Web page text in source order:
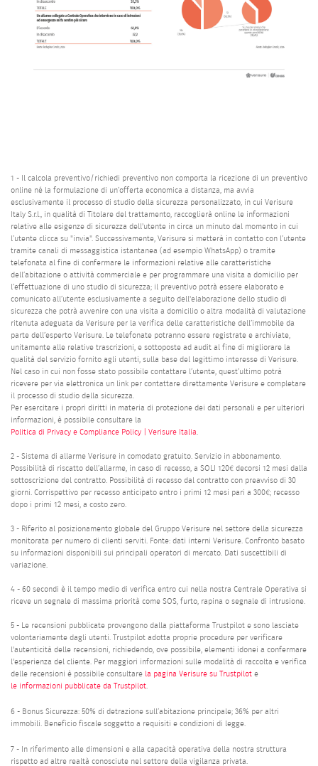
1 - Il calcola preventivo/richiedi preventivo non comporta la ricezione di un preventivo
online né la formulazione di un’offerta economica a distanza, ma avvia
esclusivamente il processo di studio della sicurezza personalizzato, in cui Verisure
Italy S.r.l., in qualità di Titolare del trattamento, raccoglierà online le informazioni
relative alle esigenze di sicurezza dell'utente in circa un minuto dal momento in cui
l’utente clicca su "invia". Successivamente, Verisure si metterà in contatto con l’utente
tramite canali di messaggistica istantanea (ad esempio WhatsApp) o tramite
telefonata al fine di confermare le informazioni relative alle caratteristiche
dell’abitazione o attività commerciale e per programmare una visita a domicilio per
l’effettuazione di uno studio di sicurezza; il preventivo potrà essere elaborato e
comunicato all’utente esclusivamente a seguito dell'elaborazione dello studio di
sicurezza che potrà avvenire con una visita a domicilio o altra modalità di valutazione
ritenuta adeguata da Verisure per la verifica delle caratteristiche dell’immobile da
parte dell’esperto Verisure. Le telefonate potranno essere registrate e archiviate,
unitamente alle relative trascrizioni, e sottoposte ad audit al fine di migliorare la
qualità del servizio fornito agli utenti, sulla base del legittimo interesse di Verisure.
Nel caso in cui non fosse stato possibile contattare l’utente, quest’ultimo potrà
ricevere per via elettronica un link per contattare direttamente Verisure e completare
il processo di studio della sicurezza.
Per esercitare i propri diritti in materia di protezione dei dati personali e per ulteriori
informazioni, è possibile consultare la
Politica di Privacy e Compliance Policy | Verisure Italia
2 - Sistema di allarme Verisure in comodato gratuito. Servizio in abbonamento.
Possibilità di riscatto dell’allarme, in caso di recesso, a SOLI 120€ decorsi 12 mesi dalla
sottoscrizione del contratto. Possibilità di recesso dal contratto con preavviso di 30
giorni. Corrispettivo per recesso anticipato entro i primi 12 mesi pari a 300€; recesso
dopo i primi 12 mesi, a costo zero.
3 - Riferito al posizionamento globale del Gruppo Verisure nel settore della sicurezza
monitorata per numero di clienti serviti. Fonte: dati interni Verisure. Confronto basato
su informazioni disponibili sui principali operatori di mercato. Dati suscettibili di
variazione.
4 - 60 secondi è il tempo medio di verifica entro cui nella nostra Centrale Operativa si
riceve un segnale di massima priorità come SOS, furto, rapina o segnale di intrusione.
5 - Le recensioni pubblicate provengono dalla piattaforma Trustpilot e sono lasciate
volontariamente dagli utenti. Trustpilot adotta proprie procedure per verificare
l'autenticità delle recensioni, richiedendo, ove possibile, elementi idonei a confermare
l'esperienza del cliente. Per maggiori informazioni sulle modalità di raccolta e verifica
delle recensioni è possibile consultare la pagina Verisure su Trustpilot e
le informazioni pubblicate da Trustpilot
6 - Bonus Sicurezza: 50% di detrazione sull’abitazione principale; 36% per altri
immobili. Beneficio fiscale soggetto a requisiti e condizioni di legge.
7 - In riferimento alle dimensioni e alla capacità operativa della nostra struttura
rispetto ad altre realtà conosciute nel settore della vigilanza privata.